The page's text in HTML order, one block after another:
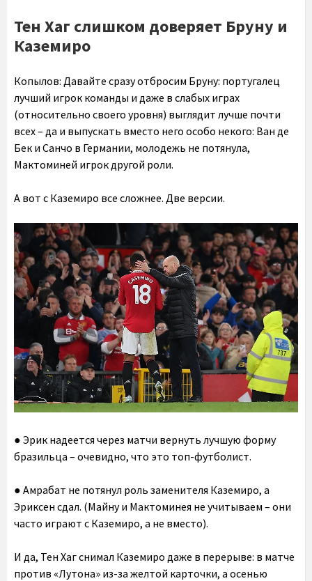
Тен Хаг слишком доверяет Бруну и
Каземиро
Копылов: Давайте сразу отбросим Бруну: португалец
лучший игрок команды и даже в слабых играх
(относительно своего уровня) выглядит лучше почти
всех – да и выпускать вместо него особо некого: Ван де
Бек и Санчо в Германии, молодежь не потянула,
Мактоминей игрок другой роли.
А вот с Каземиро все сложнее. Две версии.
● Эрик надеется через матчи вернуть лучшую форму
бразильца – очевидно, что это топ-футболист.
● Амрабат не потянул роль заменителя Каземиро, а
Эриксен сдал. (Майну и Мактоминея не учитываем – они
часто играют с Каземиро, а не вместо).
И да, Тен Хаг снимал Каземиро даже в перерыве: в матче
против «Лутона» из-за желтой карточки, а осенью